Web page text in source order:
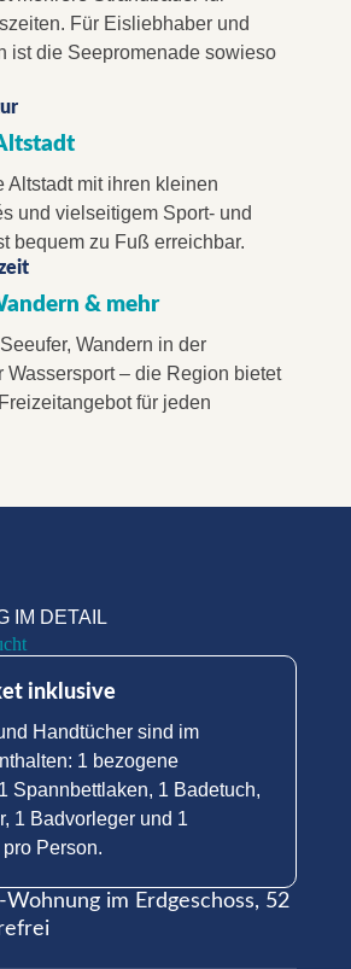
Für Eisliebhaber und
ist die Seepromenade sowieso
Altstadt mit ihren kleinen
und vielseitigem Sport- und
bequem zu Fuß erreichbar.
& mehr
Wandern in der
Wassersport – die Region bietet
für jeden
IM DETAIL
inklusive
Handtücher sind im
1 bezogene
Spannbettlaken, 1 Badetuch,
1 Badvorleger und 1
Person.
im Erdgeschoss, 52